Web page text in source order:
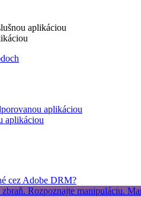
aplikáciou
aplikáciou
aplikáciou
cez Adobe DRM?